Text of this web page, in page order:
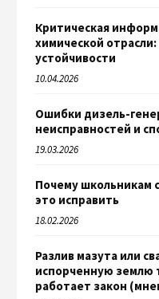
Критическая
химической
устойчивости
10.04.2026
Ошибки дизель-
неисправностей и
19.03.2026
Почему школьникам
это исправить
18.02.2026
Разлив мазута или
испорченную землю
работает закон